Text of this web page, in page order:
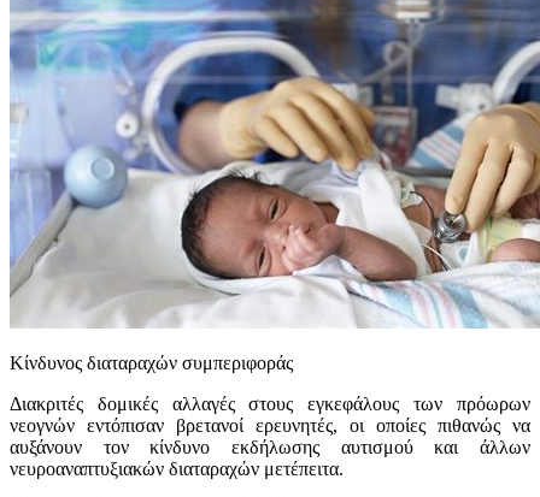
Κίνδυνος διαταραχών συμπεριφοράς
Διακριτές δομικές αλλαγές στους εγκεφάλους των πρόωρων
νεογνών εντόπισαν βρετανοί ερευνητές, οι οποίες πιθανώς να
αυξάνουν τον κίνδυνο εκδήλωσης αυτισμού και άλλων
νευροαναπτυξιακών διαταραχών μετέπειτα.